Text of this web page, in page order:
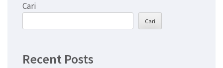
Cari
Cari
Recent Posts